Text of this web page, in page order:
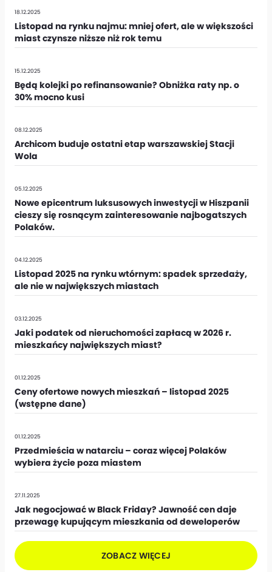
18.12.2025
Listopad na rynku najmu: mniej ofert, ale w większości
miast czynsze niższe niż rok temu
15.12.2025
Będą kolejki po refinansowanie? Obniżka raty np. o
30% mocno kusi
08.12.2025
Archicom buduje ostatni etap warszawskiej Stacji
Wola
05.12.2025
Nowe epicentrum luksusowych inwestycji w Hiszpanii
cieszy się rosnącym zainteresowanie najbogatszych
Polaków.
04.12.2025
Listopad 2025 na rynku wtórnym: spadek sprzedaży,
ale nie w największych miastach
03.12.2025
Jaki podatek od nieruchomości zapłacą w 2026 r.
mieszkańcy największych miast?
01.12.2025
Ceny ofertowe nowych mieszkań – listopad 2025
(wstępne dane)
01.12.2025
Przedmieścia w natarciu – coraz więcej Polaków
wybiera życie poza miastem
27.11.2025
Jak negocjować w Black Friday? Jawność cen daje
przewagę kupującym mieszkania od deweloperów
ZOBACZ WIĘCEJ